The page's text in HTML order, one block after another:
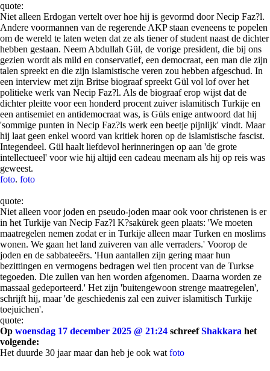
quote:
Niet alleen Erdogan vertelt over hoe hij is gevormd door Necip Faz?l.
Andere voormannen van de regerende AKP staan eveneens te popelen
om de wereld te laten weten dat ze als tiener of student naast de dichter
hebben gestaan. Neem Abdullah Gül, de vorige president, die bij ons
gezien wordt als mild en conservatief, een democraat, een man die zijn
talen spreekt en die zijn islamistische veren zou hebben afgeschud. In
een interview met zijn Britse biograaf spreekt Gül vol lof over het
politieke werk van Necip Faz?l. Als de biograaf erop wijst dat de
dichter pleitte voor een honderd procent zuiver islamitisch Turkije en
een antisemiet en antidemocraat was, is Güls enige antwoord dat hij
'sommige punten in Necip Faz?ls werk een beetje pijnlijk' vindt. Maar
hij laat geen enkel woord van kritiek horen op de islamistische fascist.
Integendeel. Gül haalt liefdevol herinneringen op aan 'de grote
intellectueel' voor wie hij altijd een cadeau meenam als hij op reis was
geweest.
foto. foto
quote:
Niet alleen voor joden en pseudo-joden maar ook voor christenen is er
in het Turkije van Necip Faz?l K?sakürek geen plaats: 'We moeten
maatregelen nemen zodat er in Turkije alleen maar Turken en moslims
wonen. We gaan het land zuiveren van alle verraders.' Voorop de
joden en de sabbateeërs. 'Hun aantallen zijn gering maar hun
bezittingen en vermogens bedragen wel tien procent van de Turkse
tegoeden. Die zullen van hen worden afgenomen. Daarna worden ze
massaal gedeporteerd.' Het zijn 'buitengewoon strenge maatregelen',
schrijft hij, maar 'de geschiedenis zal een zuiver islamitisch Turkije
toejuichen'.
quote:
Op woensdag 17 december 2025 @ 21:24 schreefShakkara het
volgende:
Het duurde 30 jaar maar dan heb je ook wat foto